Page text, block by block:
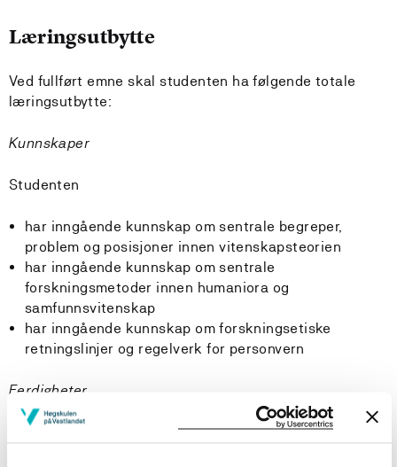
Læringsutbytte
Ved fullført emne skal studenten ha følgende totale
læringsutbytte:
Kunnskaper
Studenten
har inngående kunnskap om sentrale begreper,
problem og posisjoner innen vitenskapsteorien
har inngående kunnskap om sentrale
forskningsmetoder innen humaniora og
samfunnsvitenskap
har inngående kunnskap om forskningsetiske
retningslinjer og regelverk for personvern
Ferdigheter
Studenten